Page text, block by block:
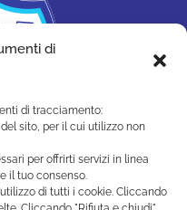
di
di tracciamento:
sito, per il cui utilizzo non
per offrirti servizi in linea
il tuo consenso.
di tutti i cookie. Cliccando